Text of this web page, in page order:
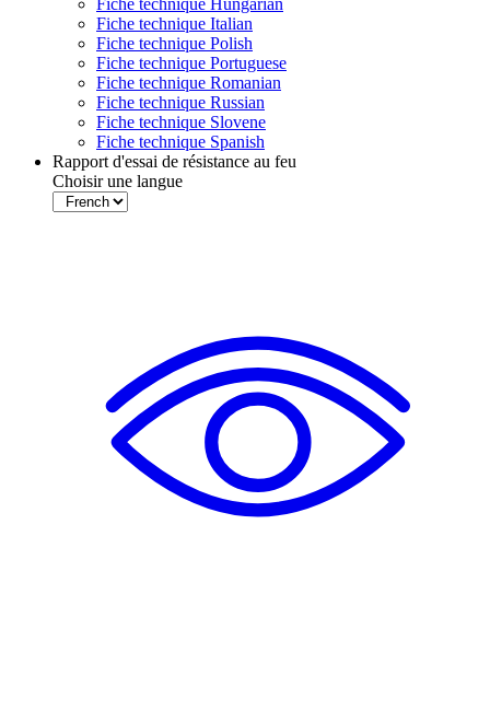
Fiche technique Hungarian
Fiche technique Italian
Fiche technique Polish
Fiche technique Portuguese
Fiche technique Romanian
Fiche technique Russian
Fiche technique Slovene
Fiche technique Spanish
Rapport d'essai de résistance au feu
Choisir une langue